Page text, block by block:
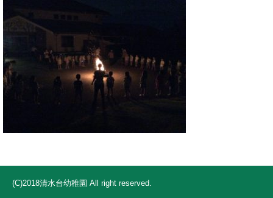
(C)2018清水台幼稚園 All right reserved.